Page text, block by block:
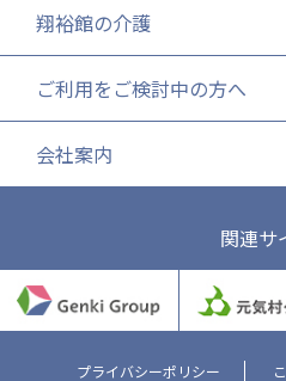
翔裕館の介護
ご利用をご検討中の方へ
会社案内
関連サ
プライバシーポリシー